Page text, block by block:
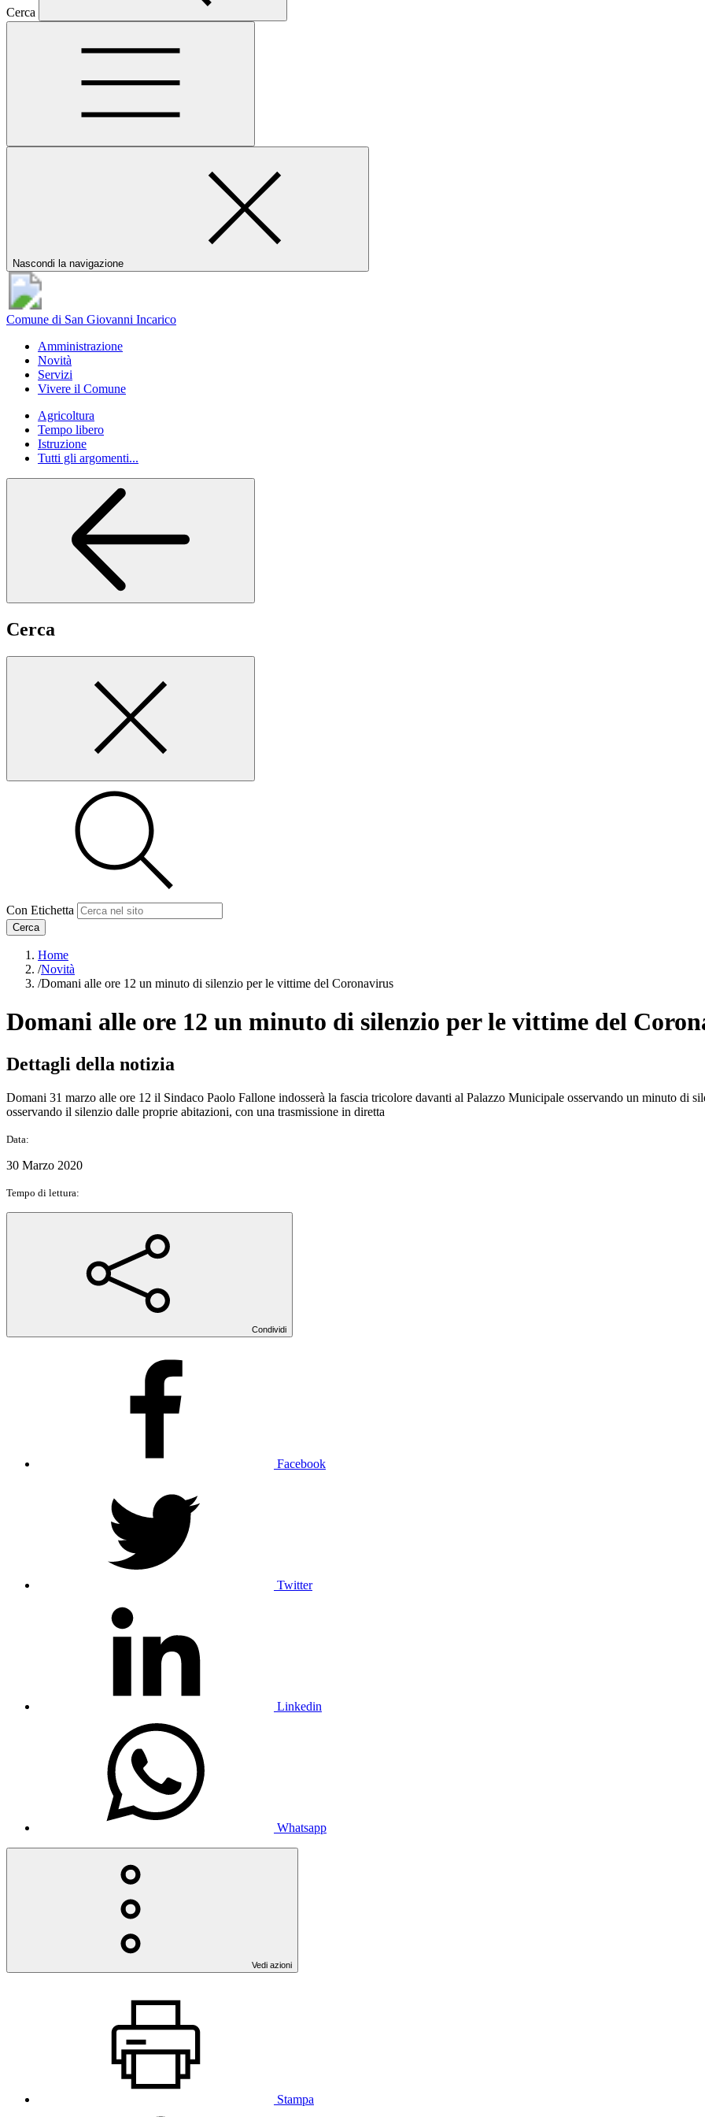
Cerca
Nascondi la navigazione
Comune di San Giovanni Incarico
Amministrazione
Novità
Servizi
Vivere il Comune
Agricoltura
Tempo libero
Istruzione
Tutti gli argomenti...
Cerca
Con Etichetta
Cerca
Home
/Novità
/Domani alle ore 12 un minuto di silenzio per le vittime del Coronavirus
Domani alle ore 12 un minuto di silenzio per le vittime del
Dettagli della notizia
Domani 31 marzo alle ore 12 il Sindaco Paolo Fallone indosserà la fascia tricolore davanti al Palazzo Municipale osservando un minuto di
osservando il silenzio dalle proprie abitazioni, con una trasmissione in diretta
Data:
30 Marzo 2020
Tempo di lettura:
Condividi
Facebook
Twitter
Linkedin
Whatsapp
Vedi azioni
Stampa